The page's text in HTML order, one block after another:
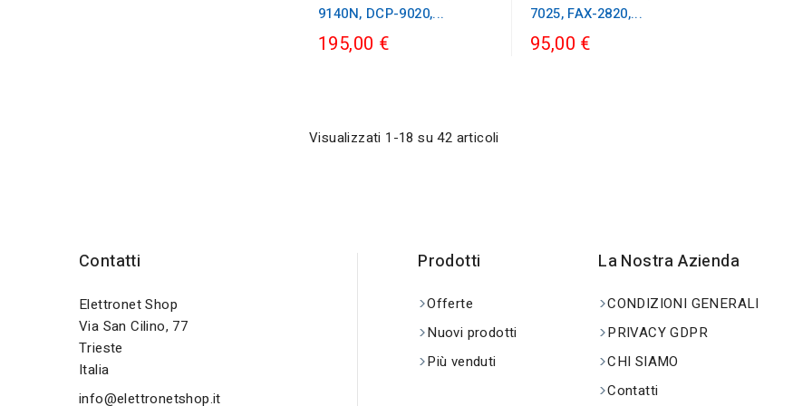
9140N, DCP-9020,...
195,00 €
7025, FAX-2820,...
95,00 €
Visualizzati 1-18 su 42 articoli
Contatti
Elettronet Shop
Via San Cilino, 77
Trieste
Italia
info@elettronetshop.it
Prodotti
Offerte
Nuovi prodotti
Più venduti
La Nostra Azienda
CONDIZIONI GENERALI
PRIVACY GDPR
CHI SIAMO
Contatti